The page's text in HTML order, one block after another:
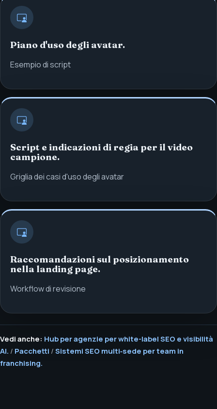
Piano d'uso degli avatar.
Esempio di script
Script e indicazioni di regia per il video
campione.
Griglia dei casi d'uso degli avatar
Raccomandazioni sul posizionamento
nella landing page.
Workflow di revisione
Vedi anche: Hub per agenzie per white-label SEO e visibilità
AI. / Pacchetti / Sistemi SEO multi‑sede per team in
franchising.